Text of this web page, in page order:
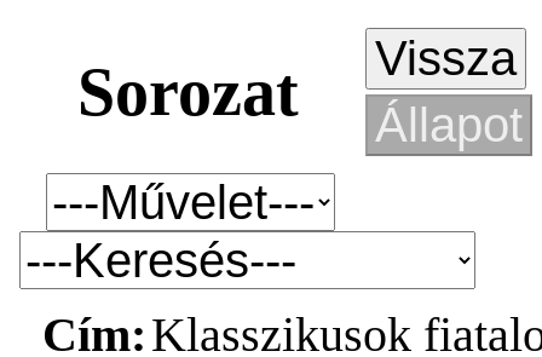
Sorozat
Cím:Klasszikusok